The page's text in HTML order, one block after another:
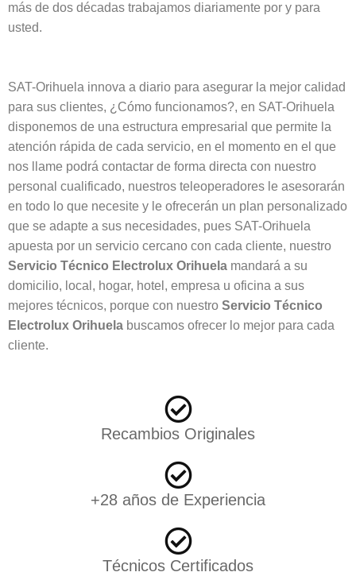
más de dos décadas trabajamos diariamente por y para
usted.
SAT-Orihuela innova a diario para asegurar la mejor calidad
para sus clientes, ¿Cómo funcionamos?, en SAT-Orihuela
disponemos de una estructura empresarial que permite la
atención rápida de cada servicio, en el momento en el que
nos llame podrá contactar de forma directa con nuestro
personal cualificado, nuestros teleoperadores le asesorarán
en todo lo que necesite y le ofrecerán un plan personalizado
que se adapte a sus necesidades, pues SAT-Orihuela
apuesta por un servicio cercano con cada cliente, nuestro
Servicio Técnico Electrolux Orihuela mandará a su
domicilio, local, hogar, hotel, empresa u oficina a sus
mejores técnicos, porque con nuestro Servicio Técnico
Electrolux Orihuela buscamos ofrecer lo mejor para cada
cliente.
Recambios Originales
+28 años de Experiencia
Técnicos Certificados